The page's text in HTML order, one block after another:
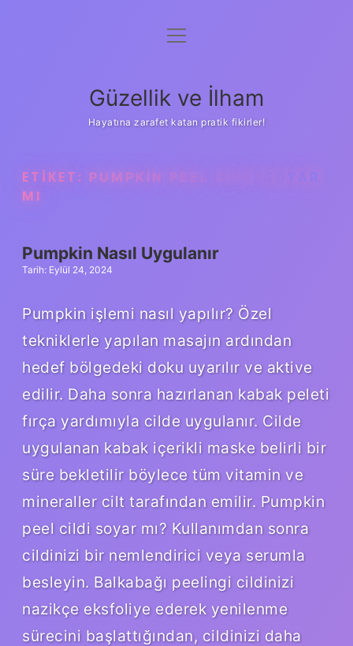
Anasayfa
Yasal Uyarı
menüyü
Güzellik ve İlham
Hayatına zarafet katan pratik fikirler!
ETIKET: PUMPKIN PEEL CILDI SOYAR
MI
Pumpkin Nasıl Uygulanır
Tarih: Eylül 24, 2024
Pumpkin işlemi nasıl yapılır? Özel
tekniklerle yapılan masajın ardından
hedef bölgedeki doku uyarılır ve aktive
edilir. Daha sonra hazırlanan kabak peleti
fırça yardımıyla cilde uygulanır. Cilde
uygulanan kabak içerikli maske belirli bir
süre bekletilir böylece tüm vitamin ve
mineraller cilt tarafından emilir. Pumpkin
peel cildi soyar mı? Kullanımdan sonra
cildinizi bir nemlendirici veya serumla
besleyin. Balkabağı peelingi cildinizi
nazikçe eksfoliye ederek yenilenme
sürecini başlattığından, cildinizi daha